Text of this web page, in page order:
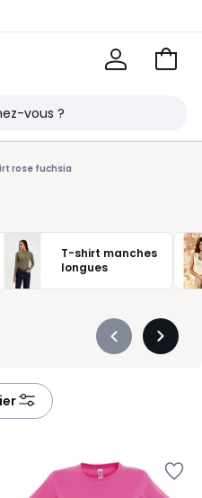
Voir
rose fuchsia
T-shirt manches
longues
Précédent